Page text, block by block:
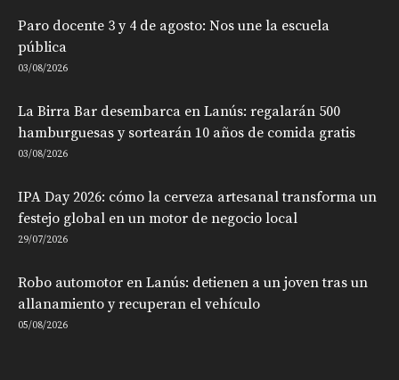
Paro docente 3 y 4 de agosto: Nos une la escuela
pública
03/08/2026
La Birra Bar desembarca en Lanús: regalarán 500
hamburguesas y sortearán 10 años de comida gratis
03/08/2026
IPA Day 2026: cómo la cerveza artesanal transforma un
festejo global en un motor de negocio local
29/07/2026
Robo automotor en Lanús: detienen a un joven tras un
allanamiento y recuperan el vehículo
05/08/2026